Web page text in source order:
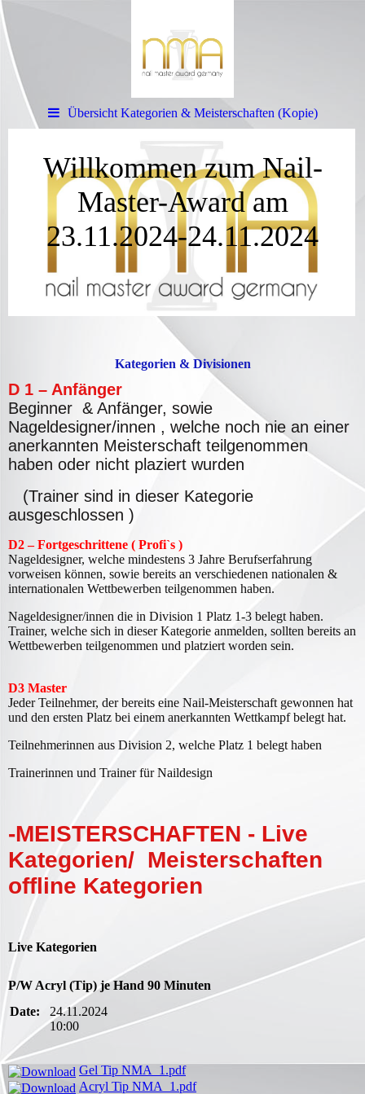
Übersicht Kategorien & Meisterschaften (Kopie)
Willkommen zum Nail-
Master-Award am
23.11.2024-24.11.2024
Kategorien & Divisionen
D 1 – Anfänger
Beginner & Anfänger, sowie
Nageldesigner/innen , welche noch nie an einer
anerkannten Meisterschaft teilgenommen
haben oder nicht plaziert wurden
(Trainer sind in dieser Kategorie
ausgeschlossen )
D2 – Fortgeschrittene ( Profi`s )
Nageldesigner, welche mindestens 3 Jahre Berufserfahrung
vorweisen können, sowie bereits an verschiedenen nationalen &
internationalen Wettbewerben teilgenommen haben.
Nageldesigner/innen die in Division 1 Platz 1-3 belegt haben.
Trainer, welche sich in dieser Kategorie anmelden, sollten bereits an
Wettbewerben teilgenommen und platziert worden sein.
D3 Master
Jeder Teilnehmer, der bereits eine Nail-Meisterschaft gewonnen hat
und den ersten Platz bei einem anerkannten Wettkampf belegt hat.
Teilnehmerinnen aus Division 2, welche Platz 1 belegt haben
Trainerinnen und Trainer für Naildesign
-MEISTERSCHAFTEN - Live
Kategorien/ Meisterschaften
offline Kategorien
Live Kategorien
P/W Acryl (Tip) je Hand 90 Minuten
Date:
24.11.2024
10:00
Gel Tip NMA_1.pdf
Acryl Tip NMA_1.pdf